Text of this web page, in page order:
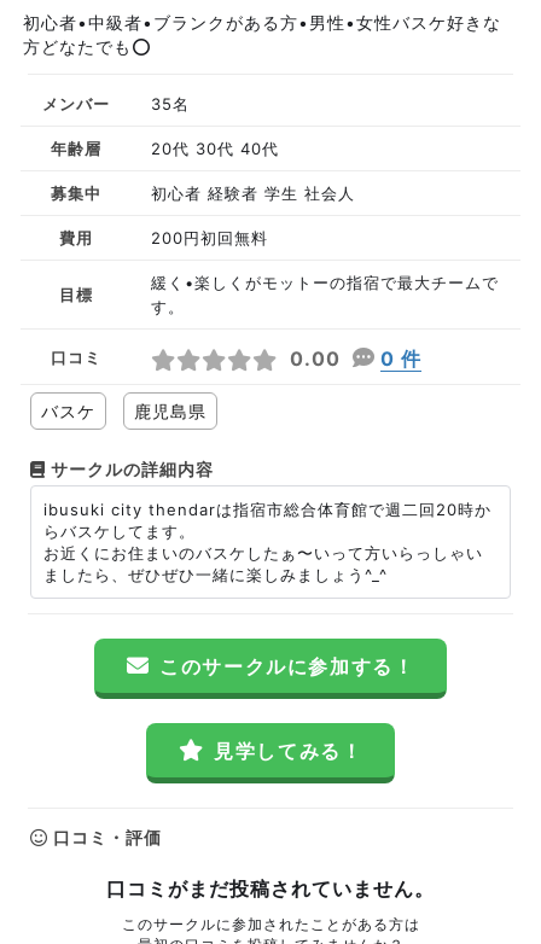
初心者•中級者•ブランクがある方•男性•女性バスケ好きな
方どなたでも⭕️
メンバー 35名
年齢層 20代 30代 40代
募集中 初心者 経験者 学生 社会人
費用 200円初回無料
目標
緩く•楽しくがモットーの指宿で最大チームで
す。
口コミ 0.00 0 件
バスケ 鹿児島県
サークルの詳細内容
ibusuki city thendarは指宿市総合体育館で週二回20時か
らバスケしてます。
お近くにお住まいのバスケしたぁ〜いって方いらっしゃい
ましたら、ぜひぜひ一緒に楽しみましょう^_^
このサークルに参加する！
見学してみる！
口コミ・評価
口コミがまだ投稿されていません。
このサークルに参加されたことがある方は